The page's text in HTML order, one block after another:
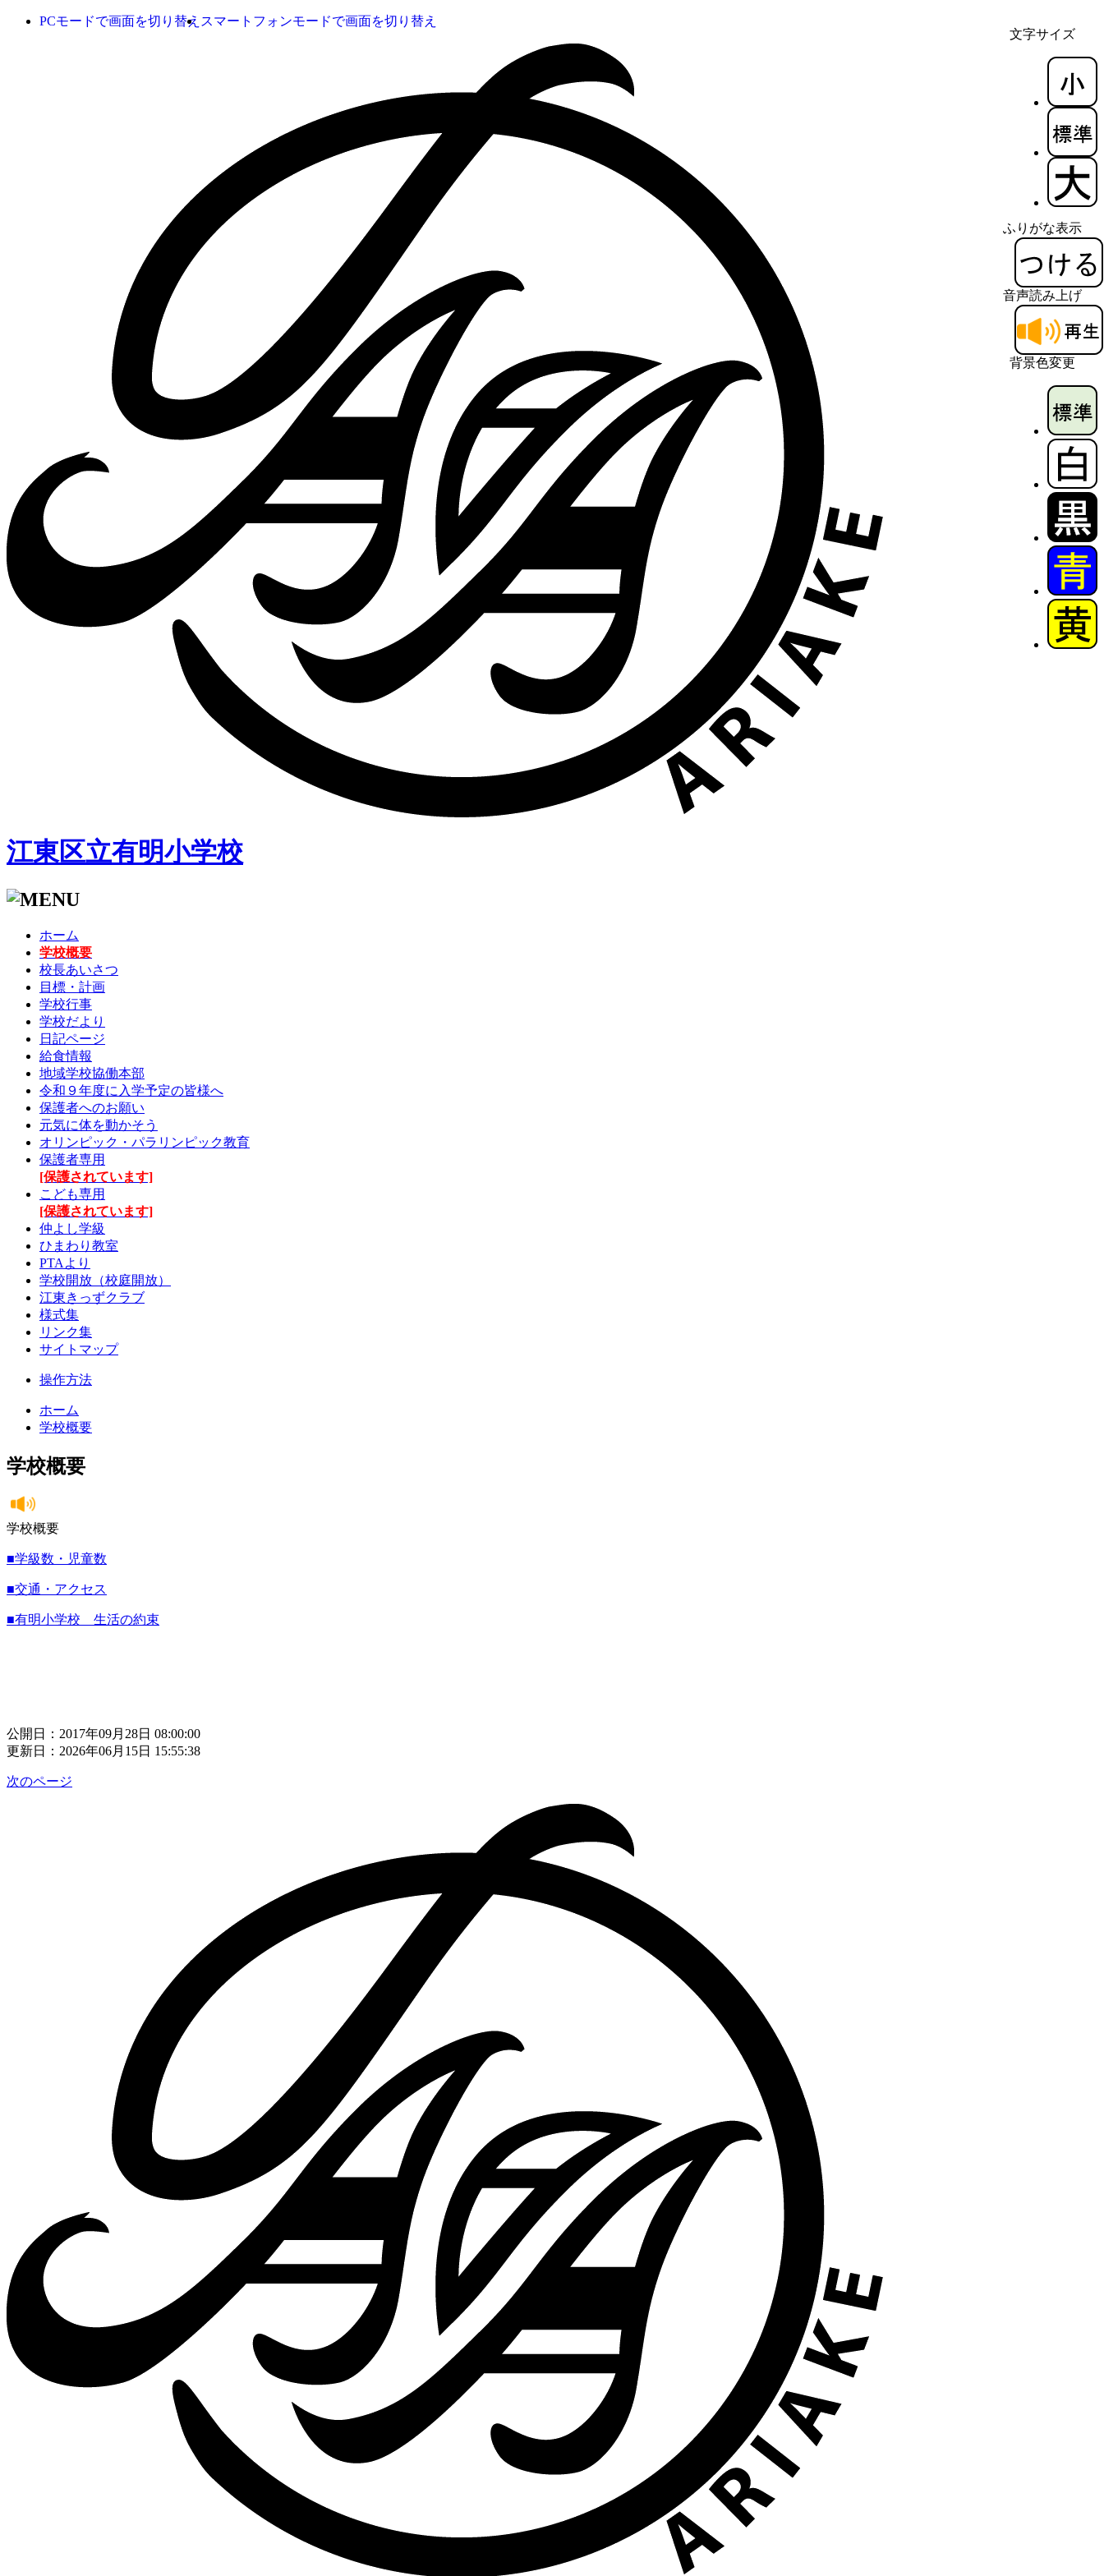
文字サイズ
ふりがな表示
音声読み上げ
背景色変更
PCモードで画面を切り替え スマートフォンモードで画面を切り替え
江東区立有明小学校
ホーム
学校概要
校長あいさつ
目標・計画
学校行事
学校だより
日記ページ
給食情報
地域学校協働本部
令和９年度に入学予定の皆様へ
保護者へのお願い
元気に体を動かそう
オリンピック・パラリンピック教育
保護者専用
[保護されています]
こども専用
[保護されています]
仲よし学級
ひまわり教室
PTAより
学校開放（校庭開放）
江東きっずクラブ
様式集
リンク集
サイトマップ
操作方法
ホーム
学校概要
学校概要
学校概要
■学級数・児童数
■交通・アクセス
■有明小学校 生活の約束
公開日：2017年09月28日 08:00:00
更新日：2026年06月15日 15:55:38
次のページ